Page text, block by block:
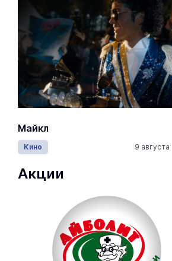
Майкл
Кино 9
Акции
Марий Эл надвигается гроза с
сильными дождями
Марийский гидрометцентр
предупреждает об ухудшении погоды.
14:15 07.08.2026